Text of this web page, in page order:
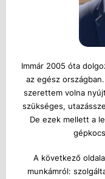
Immár 2005 óta
az egész
szerettem volna
szükséges,
De ezek mellett a
A következő
munkámról: